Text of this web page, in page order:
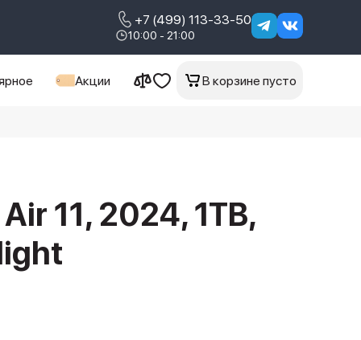
+7 (499) 113-33-50
10:00 - 21:00
Акции В корзине пусто
11, 2024, 1TB,